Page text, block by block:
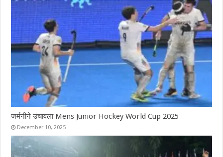
जर्मनीने उंचावला Mens Junior Hockey World Cup 2025
December 10, 2025